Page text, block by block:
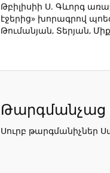
Թբիլիսիի Ս. Գևորգ
էջերից» խորագրով
Թումանյան, Տերյան,
Թարգմանչաց
Սուրբ թարգմանիչներ